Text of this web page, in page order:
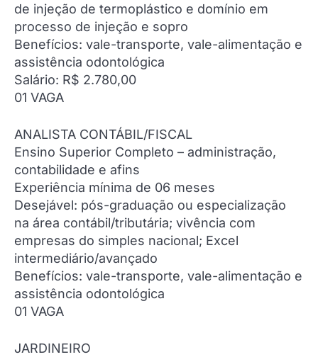
de injeção de termoplástico e domínio em
processo de injeção e sopro
Benefícios: vale-transporte, vale-alimentação e
assistência odontológica
Salário: R$ 2.780,00
01 VAGA
ANALISTA CONTÁBIL/FISCAL
Ensino Superior Completo – administração,
contabilidade e afins
Experiência mínima de 06 meses
Desejável: pós-graduação ou especialização
na área contábil/tributária; vivência com
empresas do simples nacional; Excel
intermediário/avançado
Benefícios: vale-transporte, vale-alimentação e
assistência odontológica
01 VAGA
JARDINEIRO